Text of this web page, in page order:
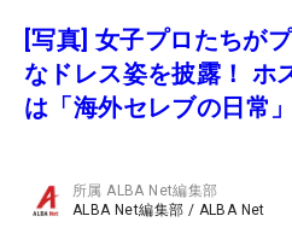
[写真] 女子プロたちが
なドレス姿を披露！ ホ
は「海外セレブの日常
所属ALBA Net編集部
ALBA Net編集部 / ALBA Net